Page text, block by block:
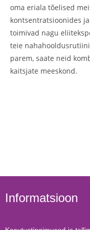
oma eriala tõelised
kontsentratsioonides
toimivad nagu
teie
parem, saate neid
kaitsjate meeskond.
Informatsioon